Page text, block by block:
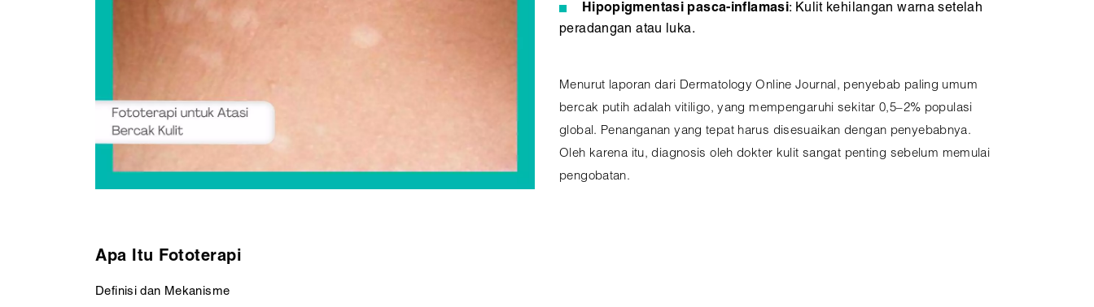
Hipopigmentasi pasca-inflamasi: Kulit kehilangan warna setelah
peradangan atau luka.
Menurut laporan dari Dermatology Online Journal, penyebab paling umum
bercak putih adalah vitiligo, yang mempengaruhi sekitar 0,5–2% populasi
global. Penanganan yang tepat harus disesuaikan dengan penyebabnya.
Oleh karena itu, diagnosis oleh dokter kulit sangat penting sebelum memulai
pengobatan.
Apa Itu Fototerapi
Definisi dan Mekanisme